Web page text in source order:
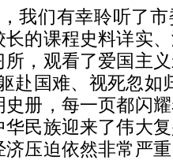
我们有幸聆听了
的课程史料详实
，观看了爱国主
赴国难、视死忽如
册，每一页都闪
民族迎来了伟大
压迫依然非常严